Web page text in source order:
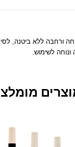
מ
ת
ש
ר
ורחבה ללא ביטנה,
לשימוש.